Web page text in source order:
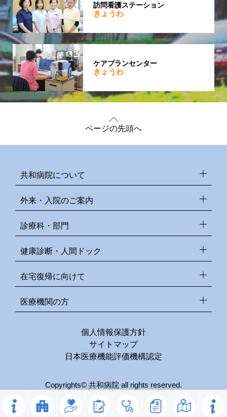
訪問看護ステーション
きょうわ
ケアプランセンター
きょうわ
ページの先頭へ
共和病院について
外来・入院のご案内
診療科・部門
健康診断・人間ドック
在宅復帰に向けて
医療機関の方
個人情報保護方針
サイトマップ
日本医療機能評価機構認定
Copyrights© 共和病院 all rights reserved.